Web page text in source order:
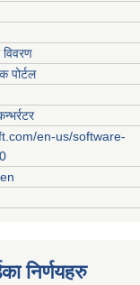
पोर्टल
en-us/software-
निर्णयहरु